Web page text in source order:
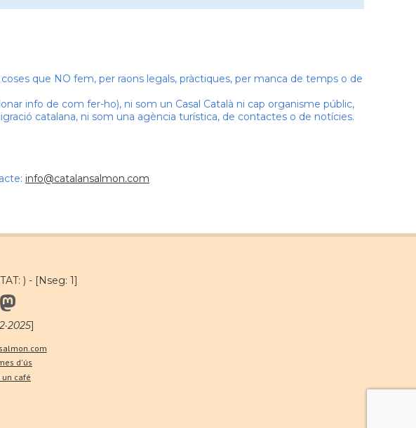
que NO fem, per raons legals, pràctiques, per manca de temps o de
info de com fer-ho), ni som un Casal Català ni cap organisme públic,
catalana, ni som una agència turística, de contactes o de notícies.
info@catalansalmon.com
) - [Nseg: 1]
]
d'ús
un café